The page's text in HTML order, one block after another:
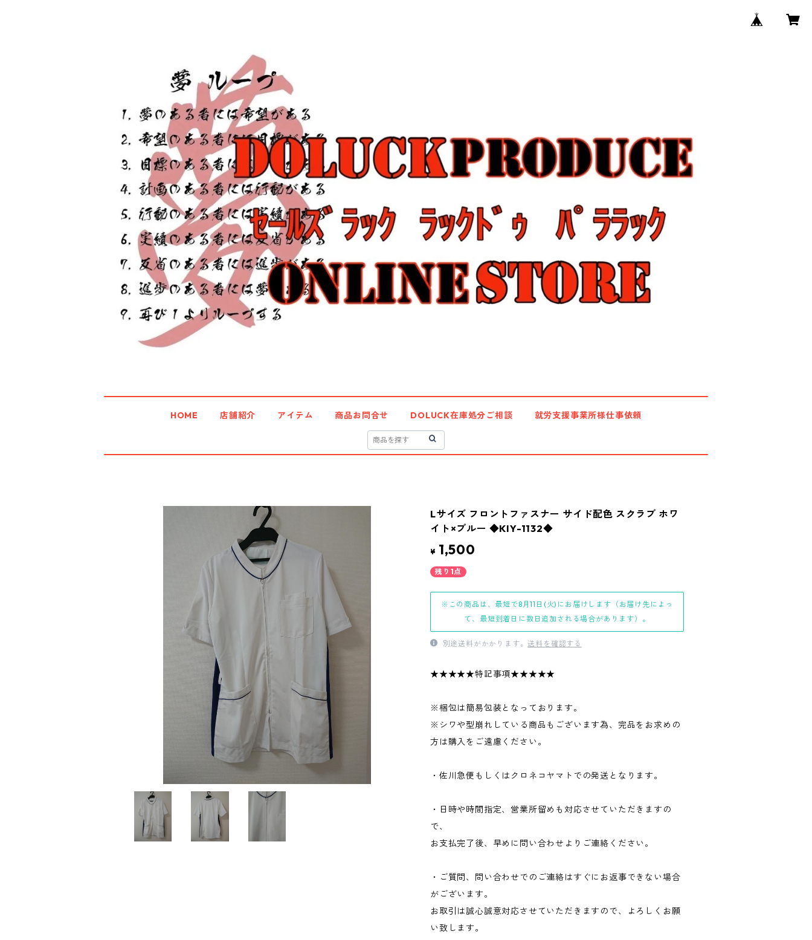
HOME 店舗紹介 アイテム 商品お問合せ DOLUCK在庫処分ご相談 就労支援事業所様仕事依頼
Lサイズ フロントファスナー サイド配色 スクラブ ホワ
イト×ブルー ◆KIY-1132◆
¥ 1,500
残り1点
※この商品は、最短で8月11日(火)にお届けします（お届け先によっ
て、最短到着日に数日追加される場合があります）。
別途送料がかかります。送料を確認する
★★★★★特記事項★★★★★
※梱包は簡易包装となっております。
※シワや型崩れしている商品もございます為、完品をお求めの
方は購入をご遠慮ください。
・佐川急便もしくはクロネコヤマトでの発送となります。
・日時や時間指定、営業所留めも対応させていただきますの
で、
お支払完了後、早めに問い合わせよりご連絡ください。
・ご質問、問い合わせでのご連絡はすぐにお返事できない場合
がございます。
お取引は誠心誠意対応させていただきますので、よろしくお願
い致します。